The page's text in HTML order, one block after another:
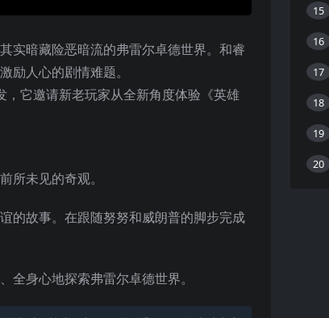
实暗藏险恶暗流的弗雷尔卓德世界。和睿
励人心的剧情难题。
，它邀请新老玩家从全新角度体验《英雄
所未见的奇观。
的故事。在跟随努努和威朗普的脚步完成
身心地探索弗雷尔卓德世界。
15
16
17
18
19
20